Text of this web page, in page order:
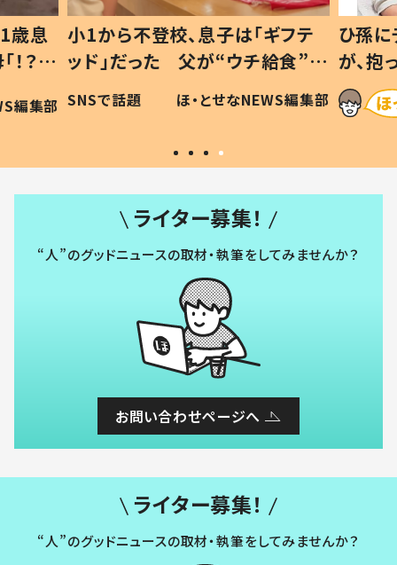
歳息
？」
編集部
小1から不登校、息子は「ギフテ
ッド」だった 父が“ウチ給食”を
作り続ける理由とは #令和の親
#令和の子
SNSで話題 ほ・とせなNEWS編集部
ひ孫
が、
「涙が
い」
ライター募集！
“人”のグッドニュースの取材・執筆をしてみませんか？
お問い合わせページへ
ライター募集！
“人”のグッドニュースの取材・執筆をしてみませんか？